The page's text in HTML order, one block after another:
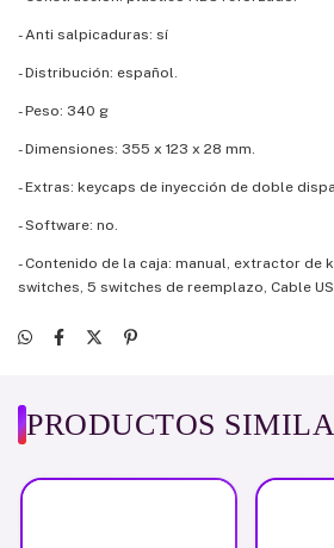
- Anti salpicaduras: sí
- Distribución: español.
- Peso: 340 g
- Dimensiones: 355 x 123 x 28 mm.
- Extras: keycaps de inyección de doble
- Software: no.
- Contenido de la caja: manual, extractor de
switches, 5 switches de reemplazo, Cable
PRODUCTOS